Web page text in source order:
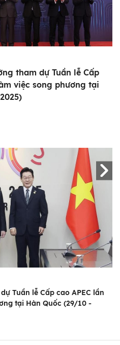
tham dự Tuần lễ Cấp
việc song phương tại
Tuần lễ Cấp cao APEC lần
tại Hàn Quốc (29/10 -